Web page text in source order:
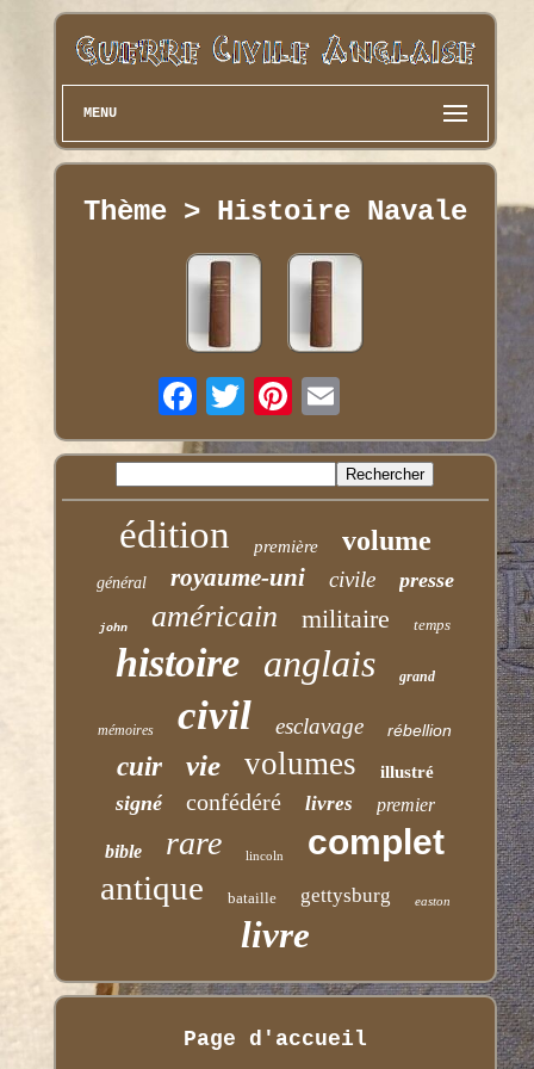
MENU
Thème > Histoire Navale
édition première volume
général royaume-uni civile presse
john américain militaire temps
histoire anglais grand
mémoires civil esclavage rébellion
cuir vie volumes illustré
signé confédéré livres premier
bible rare lincoln complet
antique bataille gettysburg easton
livre
Page d'accueil